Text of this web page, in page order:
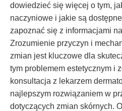
dowiedzieć się więcej o tym,
naczyniowe i jakie są
zapoznać się z informacjami
Zrozumienie przyczyn i
zmian jest kluczowe dla
tym problemem estetycznym i
konsultacja z lekarzem
najlepszym rozwiązaniem w
dotyczących zmian skórnych.